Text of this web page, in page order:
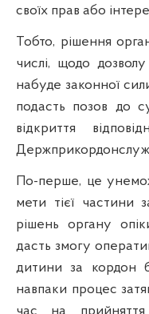
своїх прав або
Тобто, рішення
числі, щодо
набуде законної
подасть позов до
відкриття
По-перше, це
мети тієї частини
рішень органу
дасть змогу
дитини за кордон
навпаки процес
час на